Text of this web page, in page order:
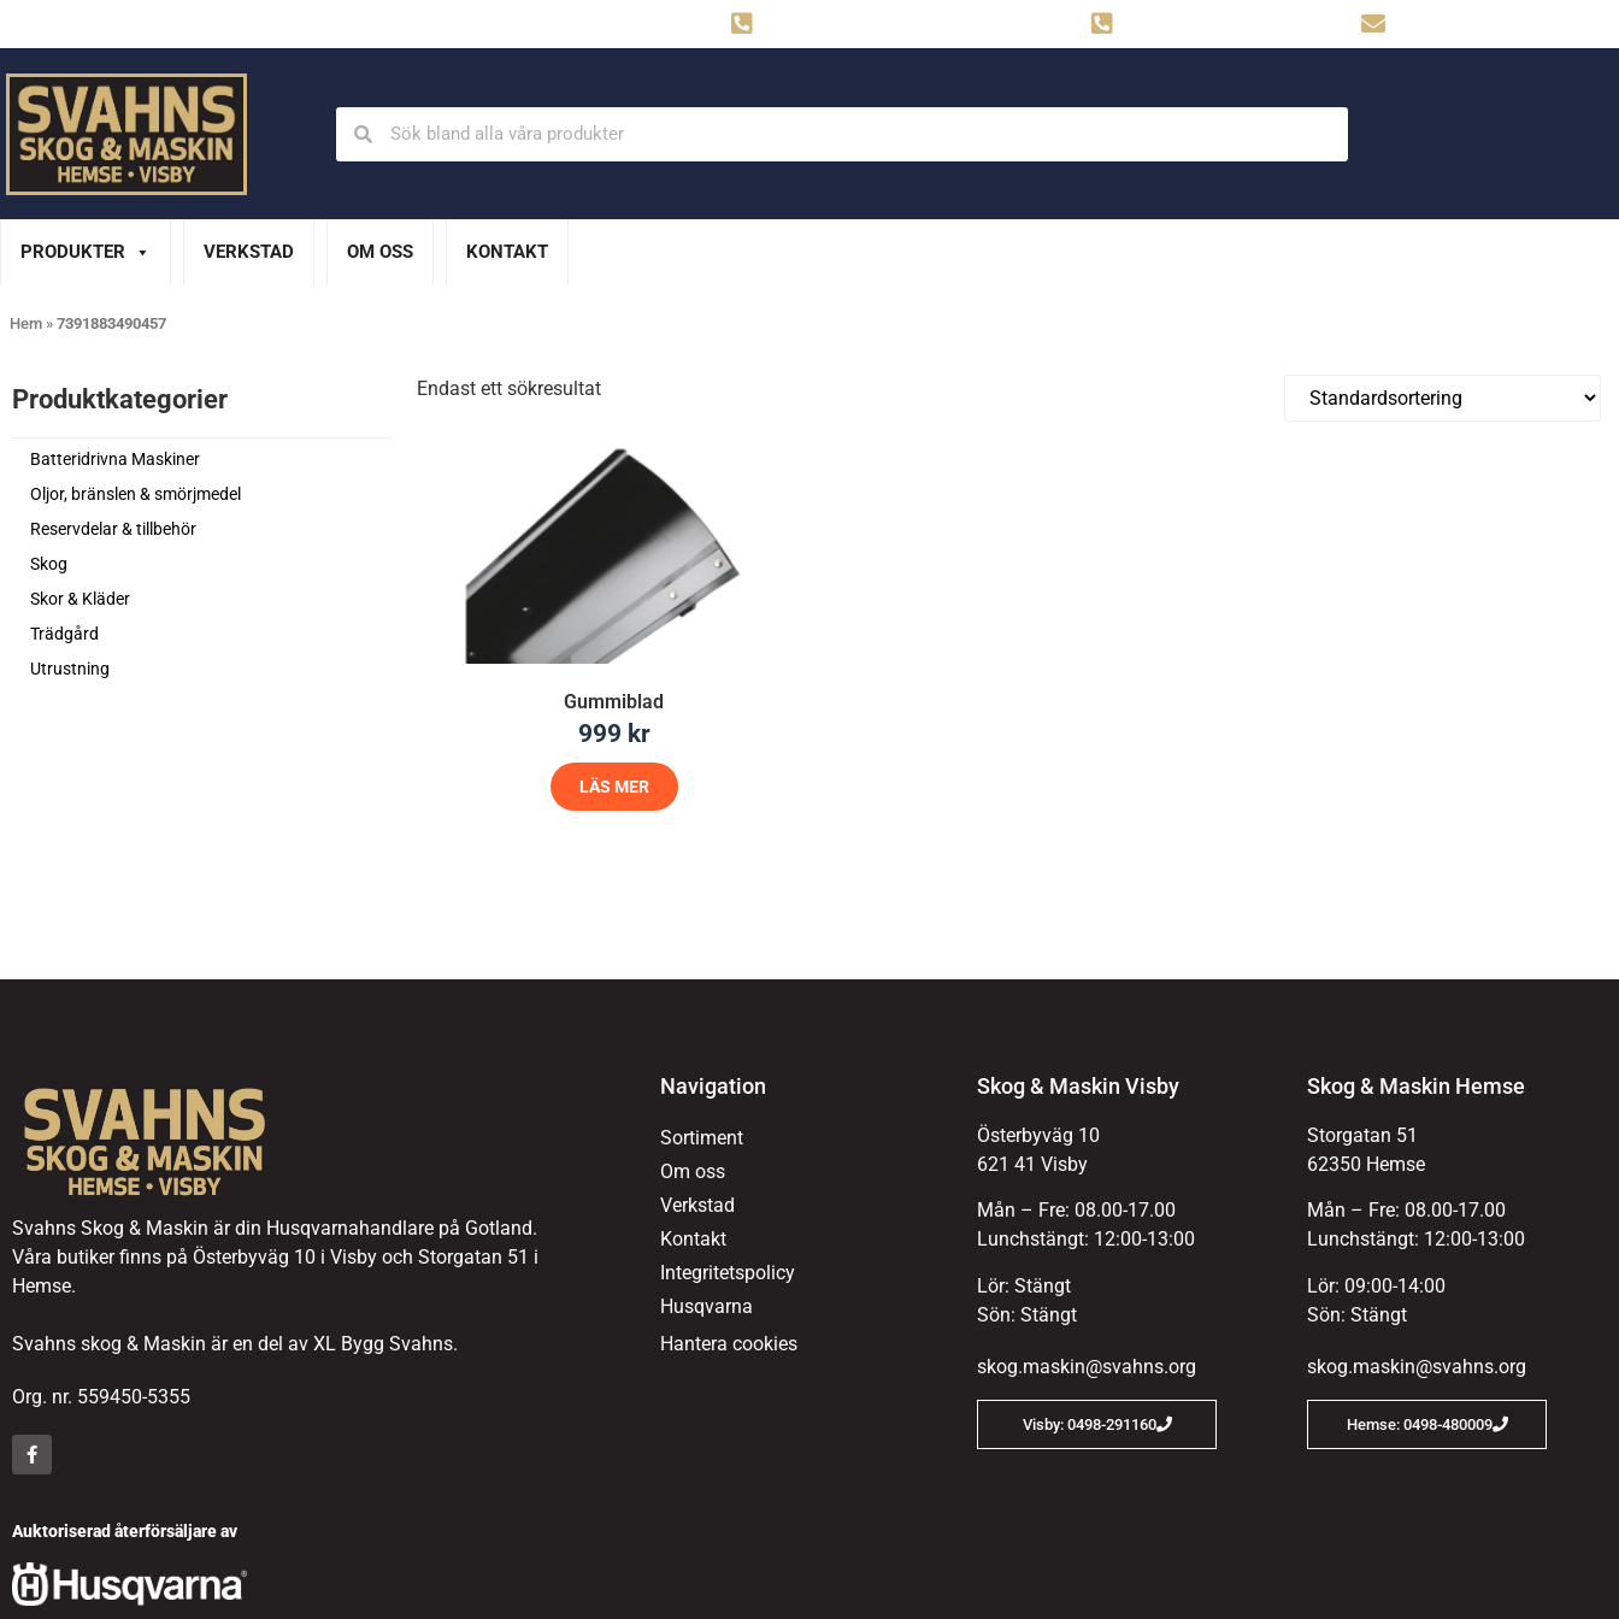
PRODUKTER VERKSTAD OM OSS KONTAKT
Hem » 7391883490457
Produktkategorier​
Batteridrivna Maskiner
Oljor, bränslen & smörjmedel
Reservdelar & tillbehör
Skog
Skor & Kläder
Trädgård
Utrustning
Endast ett sökresultat
Gummiblad
999 kr
LÄS MER
Svahns Skog & Maskin är din Husqvarnahandlare på Gotland.
Våra butiker finns på Österbyväg 10 i Visby och Storgatan 51 i
Hemse.
Svahns skog & Maskin är en del av XL Bygg Svahns.
Org. nr. 559450-5355
Auktoriserad återförsäljare av
Navigation
Sortiment
Om oss
Verkstad
Kontakt
Integritetspolicy
Husqvarna
Hantera cookies
Skog & Maskin Visby
Österbyväg 10
621 41 Visby
Mån – Fre: 08.00-17.00
Lunchstängt: 12:00-13:00
Lör: Stängt
Sön: Stängt
skog.maskin@svahns.org
Visby: 0498-291160
Skog & Maskin Hemse
Storgatan 51
62350 Hemse
Mån – Fre: 08.00-17.00
Lunchstängt: 12:00-13:00
Lör: 09:00-14:00
Sön: Stängt
skog.maskin@svahns.org
Hemse: 0498-480009